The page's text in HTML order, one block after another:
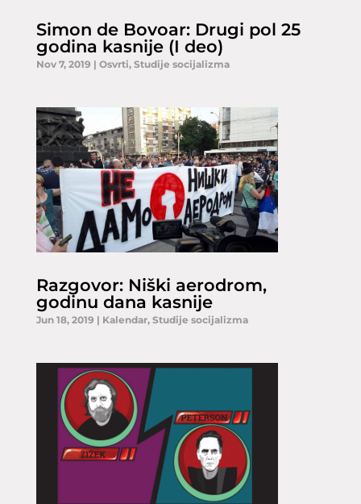
Simon de Bovoar: Drugi pol 25
godina kasnije (I deo)
Nov 7, 2019 | Osvrti, Studije socijalizma
Razgovor: Niški aerodrom,
godinu dana kasnije
Jun 18, 2019 | Kalendar, Studije socijalizma